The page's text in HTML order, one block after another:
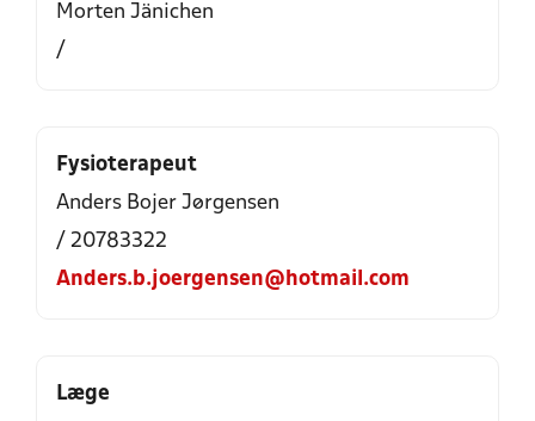
Morten Jänichen
/
Fysioterapeut
Anders Bojer Jørgensen
/ 20783322
Anders.b.joergensen@hotmail.com
Læge